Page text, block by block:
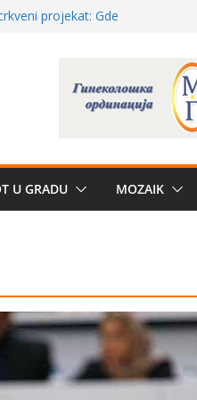
projekat: Gde
i sekularne
traženije Španija,
mira dočekao
U GRADU MOZAIK